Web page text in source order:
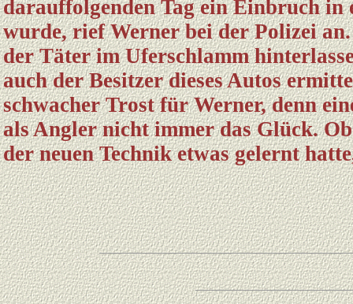
darauffolgenden Tag ein Einbruch in
wurde, rief Werner bei der Polizei
der Täter im Uferschlamm
auch der Besitzer dieses Autos
schwacher Trost für Werner, denn
als Angler nicht immer das Glück.
der neuen Technik etwas gelernt